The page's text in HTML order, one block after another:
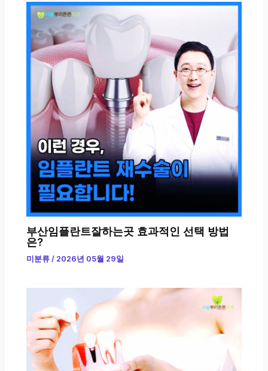
부산임플란트잘하는곳 효과적인 선택 방법
은?
미분류 / 2026년 05월 29일